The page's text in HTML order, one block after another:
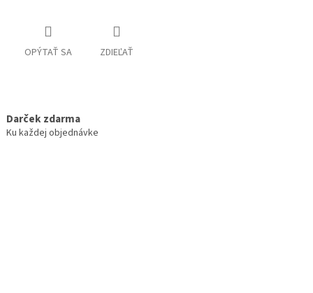
OPÝTAŤ SA ZDIEĽAŤ
Darček zdarma
Ku každej objednávke